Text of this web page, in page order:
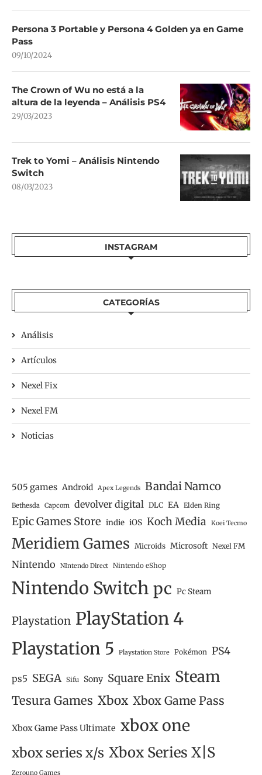
Persona 3 Portable y Persona 4 Golden ya en Game
Pass
09/10/2024
The Crown of Wu no está a la
altura de la leyenda – Análisis PS4
29/03/2023
Trek to Yomi – Análisis Nintendo
Switch
08/03/2023
INSTAGRAM
CATEGORÍAS
Análisis
Artículos
Nexel Fix
Nexel FM
Noticias
505 games Android Apex Legends Bandai Namco
Bethesda Capcom devolver digital DLC EA Elden Ring
Epic Games Store indie iOS Koch Media Koei Tecmo
Meridiem Games Microids Microsoft Nexel FM
Nintendo NIntendo Direct Nintendo eShop
Nintendo Switch pc Pc Steam
Playstation PlayStation 4
Playstation 5 Playstation Store Pokémon PS4
ps5 SEGA Sifu Sony Square Enix Steam
Tesura Games Xbox Xbox Game Pass
Xbox Game Pass Ultimate xbox one
xbox series x/s Xbox Series X|S
Zerouno Games